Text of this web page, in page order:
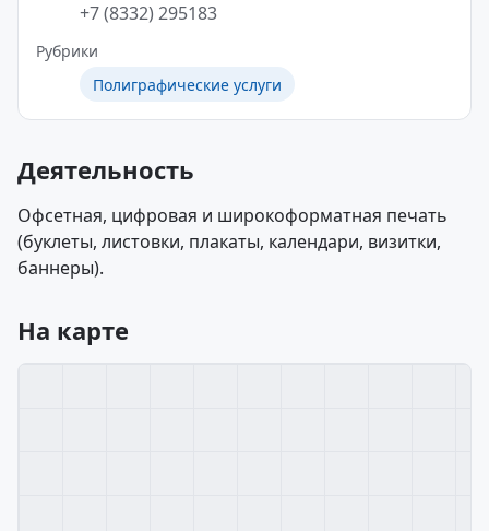
+7 (8332) 295183
Рубрики
Полиграфические услуги
Деятельность
Офсетная, цифровая и широкоформатная печать
(буклеты, листовки, плакаты, календари, визитки,
баннеры).
На карте